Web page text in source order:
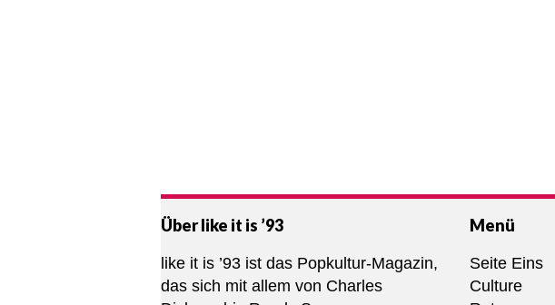
Über like it is ’93
like it is ’93 ist das Popkultur-Magazin,
das sich mit allem von Charles
Menü
Seite Eins
Culture